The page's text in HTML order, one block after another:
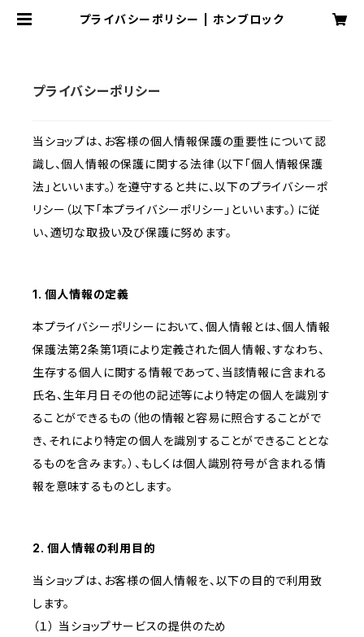
プライバシーポリシー | ホンブロック
プライバシーポリシー
当ショップは、お客様の個人情報保護の重要性について認
識し、個人情報の保護に関する法律（以下「個人情報保護
法」といいます。）を遵守すると共に、以下のプライバシーポ
リシー（以下「本プライバシーポリシー」といいます。）に従
い、適切な取扱い及び保護に努めます。
1. 個人情報の定義
本プライバシーポリシーにおいて、個人情報とは、個人情報
保護法第2条第1項により定義された個人情報、すなわち、
生存する個人に関する情報であって、当該情報に含まれる
氏名、生年月日その他の記述等により特定の個人を識別す
ることができるもの（他の情報と容易に照合することがで
き、それにより特定の個人を識別することができることとな
るものを含みます。）、もしくは個人識別符号が含まれる情
報を意味するものとします。
2. 個人情報の利用目的
当ショップは、お客様の個人情報を、以下の目的で利用致
します。
（１） 当ショップサービスの提供のため